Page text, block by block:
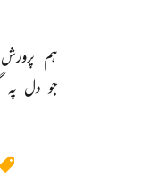
ہم پرورش
جو دل پہ